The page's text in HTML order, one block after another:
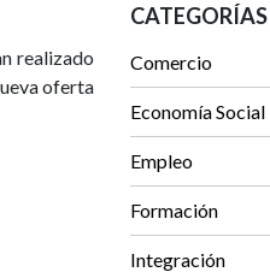
realizado
oferta
CATEGORÍAS
Comercio
Economía Social
Empleo
Formación
Integración